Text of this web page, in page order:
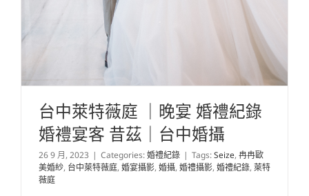
台中萊特薇庭 ｜晚宴 婚禮紀錄
婚禮宴客 昔茲｜台中婚攝
26 9 月, 2023 | Categories:婚禮紀錄 | Tags:Seize, 冉冉歐
美婚紗, 台中萊特薇庭, 婚宴攝影, 婚攝, 婚禮攝影, 婚禮紀錄, 萊特
薇庭